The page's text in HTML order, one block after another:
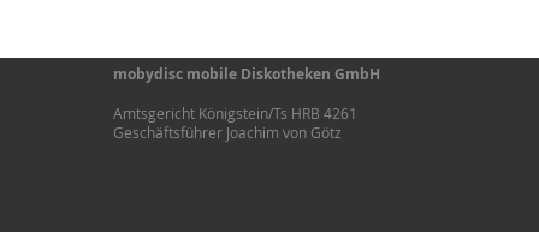
mobydisc mobile Diskotheken GmbH
Amtsgericht Königstein/Ts HRB 4261
Geschäftsführer Joachim von Götz